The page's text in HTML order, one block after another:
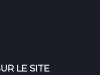
LE SITE